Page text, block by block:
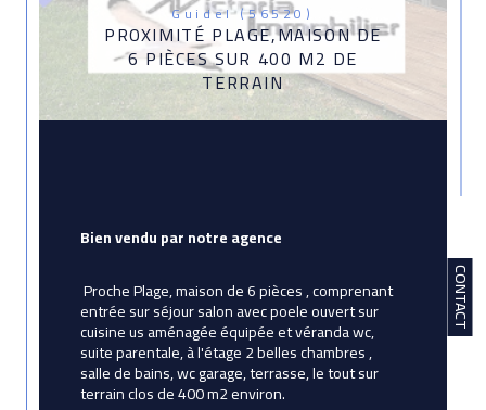
CONTACT
Guidel (56520)
PROXIMITÉ PLAGE,MAISON DE
6 PIÈCES SUR 400 M2 DE
TERRAIN
Bien vendu par notre agence
entrée sur séjour salon avec poele ouvert sur
cuisine us aménagée équipée et véranda wc,
suite parentale, à l'étage 2 belles chambres ,
salle de bains, wc garage, terrasse, le tout sur
terrain clos de 400 m2 environ.